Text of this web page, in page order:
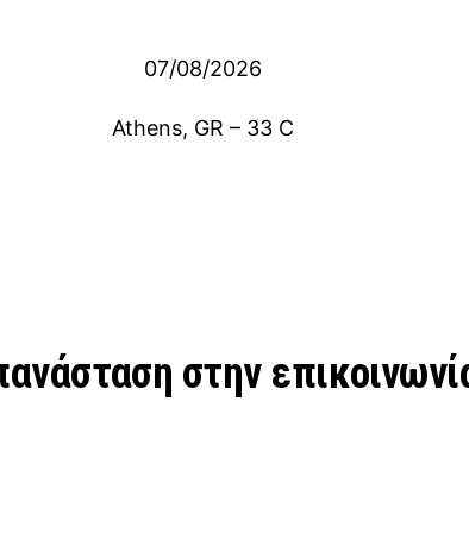
07/08/2026
Athens, GR – 33 C
στην